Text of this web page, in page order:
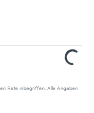
Rate inbegriffen. Alle Angaben